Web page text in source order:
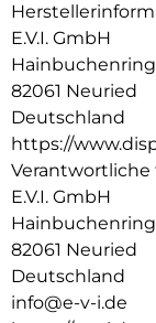
Lasertechnologie
gefertigt und
angepasst – Made
Funktionalität,
selbstverständlich
Hüllenfreundlich:
Die iPhone 12
die Smartphone
auf Ihr
Somit lassen sich
iPhone 12 Pro
kombinierten
Handyhülle wird
E.V.I. GmbH
82061 Neuried
Deutschland
https://
Verantwortliche
E.V.I. GmbH
82061 Neuried
Deutschland
info@e-v-i.de